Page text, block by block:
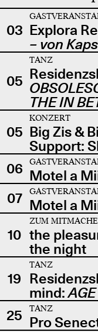
03 Explora
– von
05
TANZ
THE IN
05
KONZERT
Big Zis &
Support:
06 Motel a
07 Motel a
10
ZUM
the
the night
19
TANZ
mind:
25
TANZ
Pro